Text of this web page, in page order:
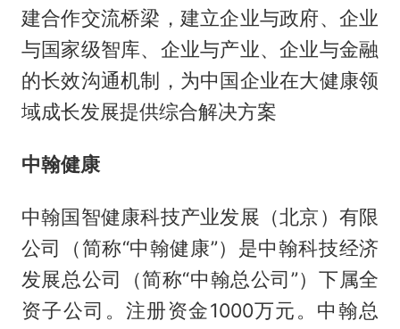
建合作交流桥梁，建立企业与政府、企业
与国家级智库、企业与产业、企业与金融
的长效沟通机制，为中国企业在大健康领
域成长发展提供综合解决方案
中翰健康
中翰国智健康科技产业发展（北京）有限
公司（简称“中翰健康”）是中翰科技经济
发展总公司（简称“中翰总公司”）下属全
资子公司。注册资金1000万元。中翰总